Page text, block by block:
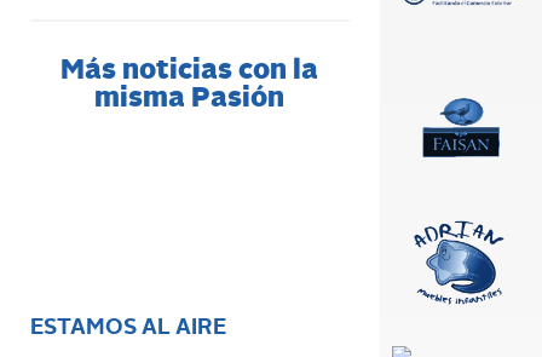
Más noticias con la
misma Pasión
ESTAMOS AL AIRE